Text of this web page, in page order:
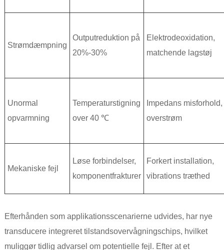
Strømdæmpning
Outputreduktion på
20%-30%
Elektrodeoxidation,
matchende lagstøj
Unormal
opvarmning
Temperaturstigning
over 40 ℃
Impedans misforhold,
overstrøm
Mekaniske fejl
Løse forbindelser,
komponentfrakturer
Forkert installation,
vibrations træthed
Efterhånden som applikationsscenarierne udvides, har nye
transducere integreret tilstandsovervågningschips, hvilket
muliggør tidlig advarsel om potentielle fejl. Efter at et